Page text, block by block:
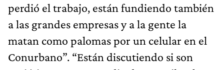
perdió el trabajo, están fundiendo también
a las grandes empresas y a la gente la
matan como palomas por un celular en el
Conurbano”. “Están discutiendo si son